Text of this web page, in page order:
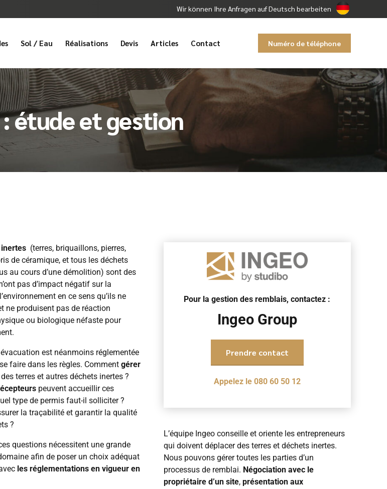
Wir können Ihre Anfragen auf Deutsch bearbeiten
Numéro de téléphone
Sol / Eau Réalisations Devis Articles Contact
étude et gestion
(terres, briquaillons, pierres,
de céramique, et tous les déchets
au cours d’une démolition) sont des
pas d’impact négatif sur la
en ce sens qu’ils ne
ne produisent pas de réaction
ou biologique néfaste pour
est néanmoins réglementée
faire dans les règles. Commentgérer
des terres et autres déchets inertes ?
peuvent accueillir ces
type de permis faut-il solliciter ?
la traçabilité et garantir la qualité
?
questions nécessitent une grande
afin de poser un choix adéquat
les réglementations en vigueur en
Pour la gestion des remblais, contactez :
Ingeo Group
Prendre contact
Appelez le 080 60 50 12
L’équipe Ingeo conseille et oriente les entrepreneurs
qui doivent déplacer des terres et déchets inertes.
Nous pouvons gérer toutes les parties d’un
processus de remblai. Négociation avec le
propriétaire d’un site, présentation aux